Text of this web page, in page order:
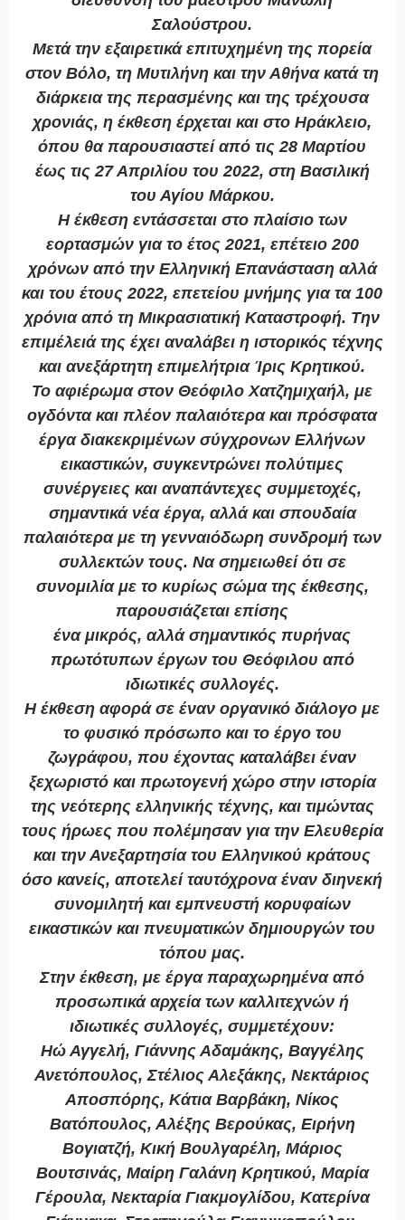
Σαλούστρου.
Μετά την εξαιρετικά επιτυχημένη της πορεία
στον Βόλο, τη Μυτιλήνη και την Αθήνα κατά τη
διάρκεια της περασμένης και της τρέχουσα
χρονιάς, η έκθεση έρχεται και στο Ηράκλειο,
όπου θα παρουσιαστεί από τις 28 Μαρτίου
έως τις 27 Απριλίου του 2022, στη Βασιλική
του Αγίου Μάρκου.
Η έκθεση εντάσσεται στο πλαίσιο των
εορτασμών για το έτος 2021, επέτειο 200
χρόνων από την Ελληνική Επανάσταση αλλά
και του έτους 2022, επετείου μνήμης για τα 100
χρόνια από τη Μικρασιατική Καταστροφή. Την
επιμέλειά της έχει αναλάβει η ιστορικός τέχνης
και ανεξάρτητη επιμελήτρια Ίρις Κρητικού.
Το αφιέρωμα στον Θεόφιλο Χατζημιχαήλ, με
ογδόντα και πλέον παλαιότερα και πρόσφατα
έργα διακεκριμένων σύγχρονων Ελλήνων
εικαστικών, συγκεντρώνει πολύτιμες
συνέργειες και αναπάντεχες συμμετοχές,
σημαντικά νέα έργα, αλλά και σπουδαία
παλαιότερα με τη γενναιόδωρη συνδρομή των
συλλεκτών τους. Να σημειωθεί ότι σε
συνομιλία με το κυρίως σώμα της έκθεσης,
παρουσιάζεται επίσης
ένα μικρός, αλλά σημαντικός πυρήνας
πρωτότυπων έργων του Θεόφιλου από
ιδιωτικές συλλογές.
Η έκθεση αφορά σε έναν οργανικό διάλογο με
το φυσικό πρόσωπο και το έργο του
ζωγράφου, που έχοντας καταλάβει έναν
ξεχωριστό και πρωτογενή χώρο στην ιστορία
της νεότερης ελληνικής τέχνης, και τιμώντας
τους ήρωες που πολέμησαν για την Ελευθερία
και την Ανεξαρτησία του Ελληνικού κράτους
όσο κανείς, αποτελεί ταυτόχρονα έναν διηνεκή
συνομιλητή και εμπνευστή κορυφαίων
εικαστικών και πνευματικών δημιουργών του
τόπου μας.
Στην έκθεση, με έργα παραχωρημένα από
προσωπικά αρχεία των καλλιτεχνών ή
ιδιωτικές συλλογές, συμμετέχουν:
Ηώ Αγγελή, Γιάννης Αδαμάκης, Βαγγέλης
Ανετόπουλος, Στέλιος Αλεξάκης, Νεκτάριος
Αποσπόρης, Κάτια Βαρβάκη, Νίκος
Βατόπουλος, Αλέξης Βερούκας, Ειρήνη
Βογιατζή, Κική Βουλγαρέλη, Μάριος
Βουτσινάς, Μαίρη Γαλάνη Κρητικού, Μαρία
Γέρουλα, Νεκταρία Γιακμογλίδου, Κατερίνα